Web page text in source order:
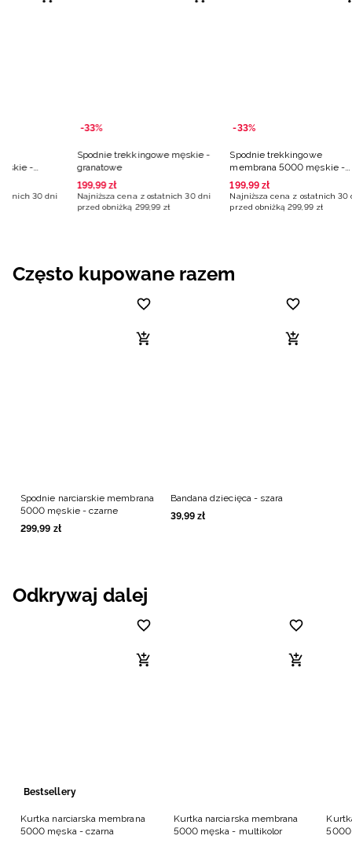
-
30 dni
-33%
Spodnie trekkingowe męskie -
granatowe
199,99 zł
Najniższa cena z ostatnich 30 dni
przed obniżką 299,99 zł
-33%
Spodnie trekkingowe
membrana 5000 męskie -
granatowe
199,99 zł
Najniższa cena z ostatnich 30
przed obniżką 299,99 zł
Często kupowane razem
Spodnie narciarskie membrana
5000 męskie - czarne
299,99 zł
Bandana dziecięca - szara
39,99 zł
Odkrywaj dalej
Bestsellery
Kurtka narciarska membrana
5000 męska - czarna
Kurtka narciarska membrana
5000 męska - multikolor
5000